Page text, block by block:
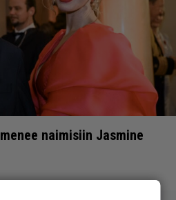
naimisiin Jasmine